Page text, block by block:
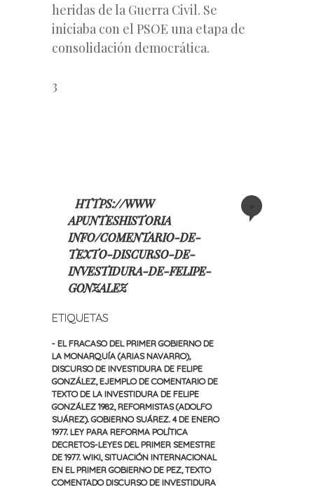
heridas de la Guerra Civil. Se
iniciaba con el PSOE una etapa de
consolidación democrática.
3
HTTPS://WWW
APUNTESHISTORIA
INFO/COMENTARIO-DE-
TEXTO-DISCURSO-DE-
INVESTIDURA-DE-FELIPE-
GONZALEZ
ETIQUETAS
- EL FRACASO DEL PRIMER GOBIERNO DE
LA MONARQUÍA (ARIAS NAVARRO),
DISCURSO DE INVESTIDURA DE FELIPE
GONZÁLEZ EJEMPLO DE COMENTARIO DE
TEXTO DE LA INVESTIDURA DE FELIPE
GONZÁLEZ 1982 REFORMISTAS (ADOLFO
SUÁREZ). GOBIERNO SUÁREZ. 4 DE ENERO
1977. LEY PARA REFORMA POLÍTICA
DECRETOS-LEYES DEL PRIMER SEMESTRE
DE 1977. WIKI SITUACIÓN INTERNACIONAL
EN EL PRIMER GOBIERNO DE PEZ ,TEXTO
COMENTADO DISCURSO DE INVESTIDURA